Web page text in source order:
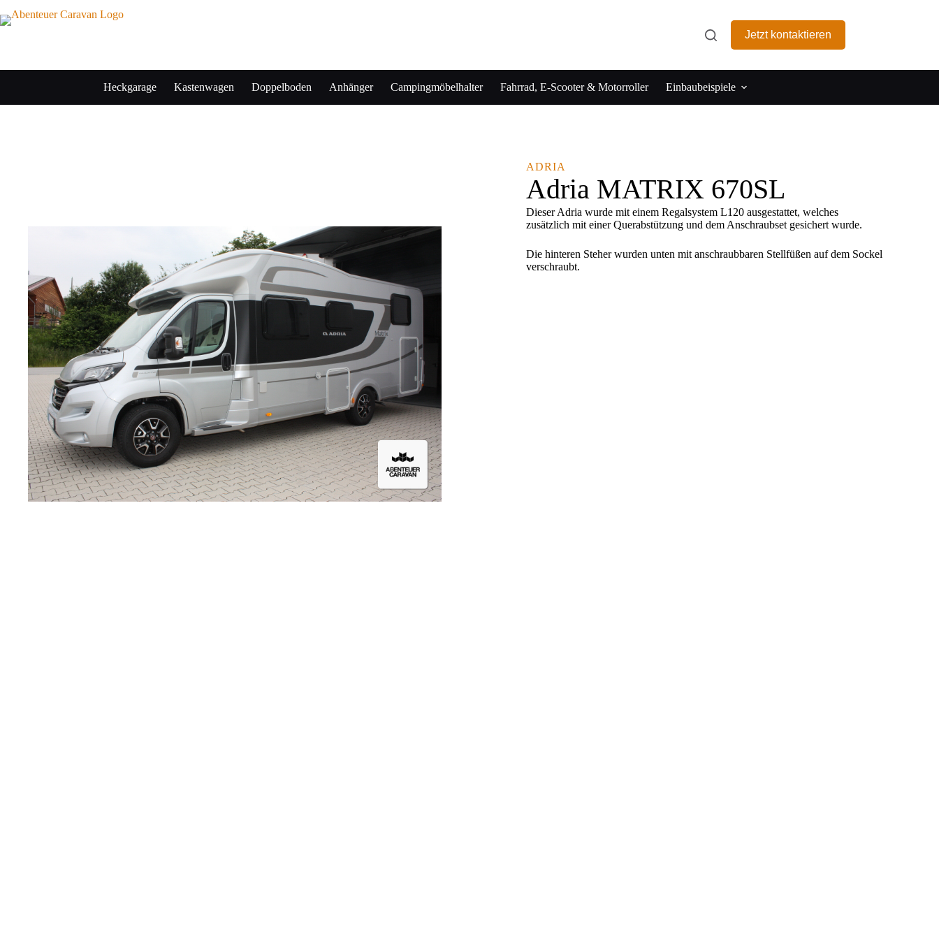
Jetzt kontaktieren
Heckgarage Kastenwagen Doppelboden Anhänger Campingmöbelhalter Fahrrad, E-Scooter & Motorroller Einbaubeispiele
ADRIA
Adria MATRIX 670SL
Dieser Adria wurde mit einem Regalsystem L120 ausgestattet, welches
zusätzlich mit einer Querabstützung und dem Anschraubset gesichert wurde.
Die hinteren Steher wurden unten mit anschraubbaren Stellfüßen auf dem Sockel
verschraubt.